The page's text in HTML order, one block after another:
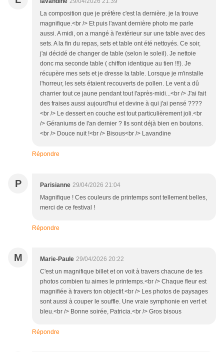
La composition que je préfère c'est la dernière. je la trouve
magnifique.<br /> Et puis l'avant dernière photo me parle
aussi. A midi, on a mangé à l'extérieur sur une table avec des
sets. A la fin du repas, sets et table ont été nettoyés. Ce soir,
j'ai décidé de changer de table (selon le soleil). Je nettoie
donc ma seconde table ( chiffon identique au tien !!!). Je
récupère mes sets et je dresse la table. Lorsque je m'installe
l'horreur, les sets étaient recouverts de pollen. Le vent a dû
charrier tout ce jaune pendant tout l'après-midi...<br /> J'ai fait
des fraises aussi aujourd'hui et devine à qui j'ai pensé ????
<br /> Le dessert en couche est tout particulièrement joli.<br
/> Géraniums de l'an dernier ? Ils sont déjà bien en boutons.
<br /> Douce nuit !<br /> Bisous<br /> Lavandine
Répondre
P Parisianne 29/04/2026 21:04
Magnifique ! Ces couleurs de printemps sont tellement belles,
merci de ce festival !
Répondre
M Marie-Paule 29/04/2026 20:22
C'est un magnifique billet et on voit à travers chacune de tes
photos combien tu aimes le printemps.<br /> Chaque fleur est
magnifiée à travers ton objectif.<br /> Les photos de paysages
sont aussi à couper le souffle. Une vraie symphonie en vert et
bleu.<br /> Bonne soirée, Patricia.<br /> Gros bisous
Répondre